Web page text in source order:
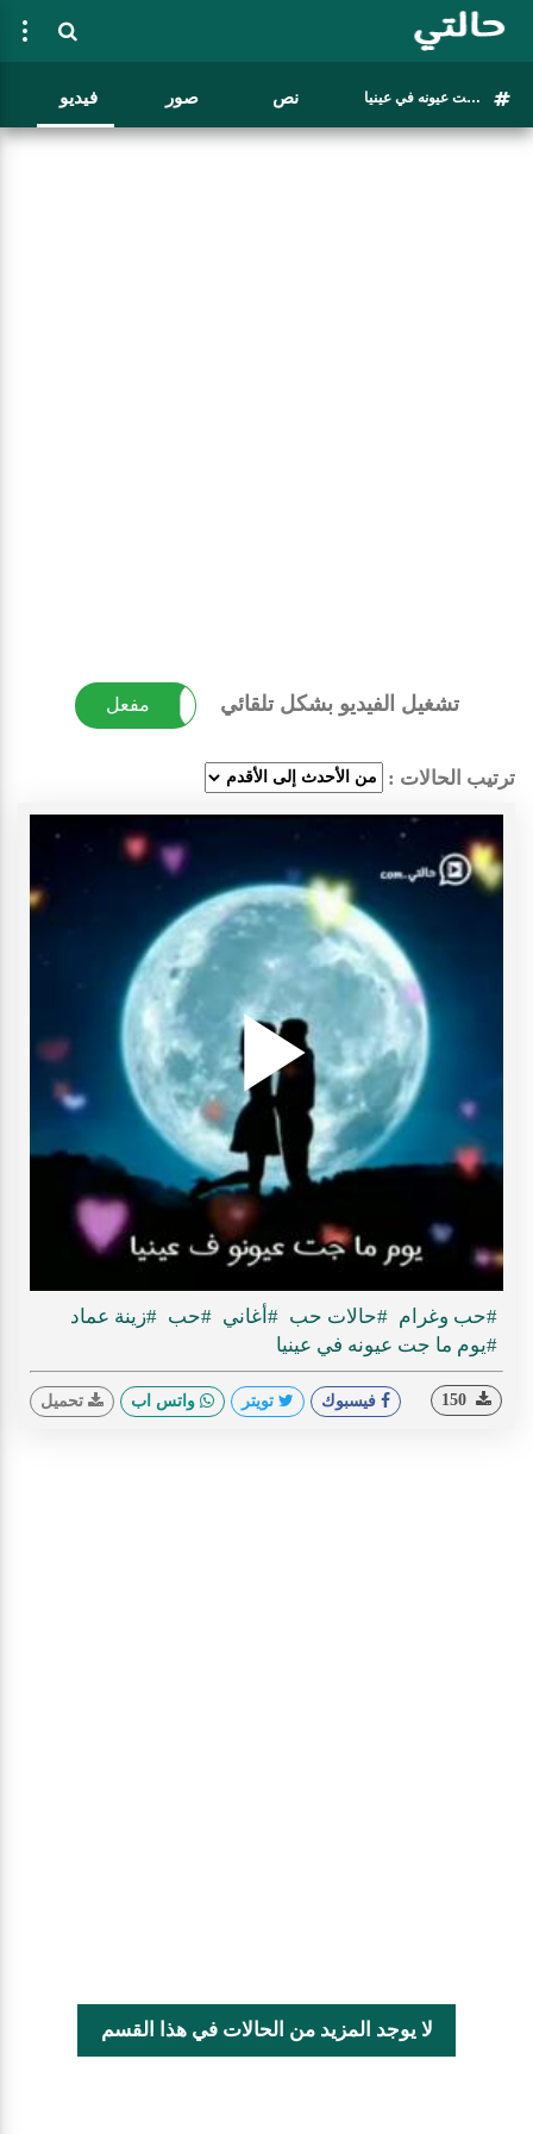
يوم ما جت عيونه في عينيا نص صور فيديو
تشغيل الفيديو بشكل تلقائي مفعل غير مفعل
ترتيب الحالات :
Play
#حب وغرام #حالات حب #أغاني #حب #زينة عماد
#يوم ما جت عيونه في عينيا
فيسبوك تويتر واتس اب تحميل
لا يوجد المزيد من الحالات في هذا القسم